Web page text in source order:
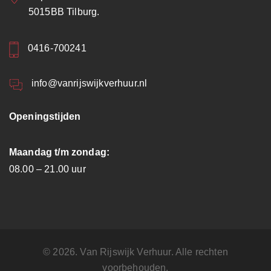
5015BB Tilburg.
0416-700241
info@vanrijswijkverhuur.nl
Openingstijden
Maandag t/m zondag:
08.00 – 21.00 uur
© 2026. Van Rijswijk Verhuur. Alle rechten
voorbehouden.